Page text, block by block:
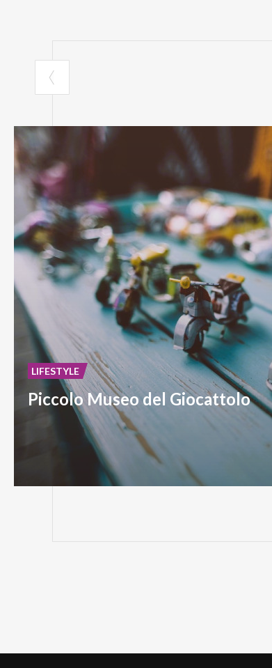
Piccolo Museo del Giocattolo
LIFESTYLE